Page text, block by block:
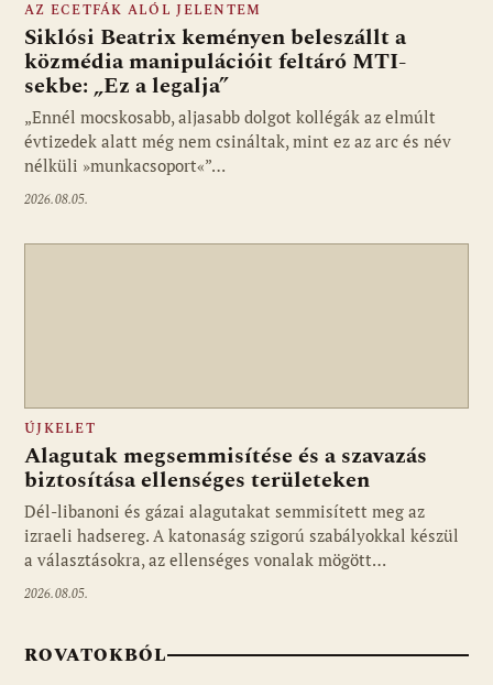
Fotó: media1.hu
AZ ECETFÁK ALÓL JELENTEM
Siklósi Beatrix keményen beleszállt a
közmédia manipulációit feltáró MTI-
sekbe: „Ez a legalja”
„Ennél mocskosabb, aljasabb dolgot kollégák az elmúlt
évtizedek alatt még nem csináltak, mint ez az arc és név
nélküli »munkacsoport«”…
2026.08.05.
ÚJKELET
Alagutak megsemmisítése és a szavazás
biztosítása ellenséges területeken
Dél-libanoni és gázai alagutakat semmisített meg az
izraeli hadsereg. A katonaság szigorú szabályokkal készül
a választásokra, az ellenséges vonalak mögött…
2026.08.05.
ROVATOKBÓL